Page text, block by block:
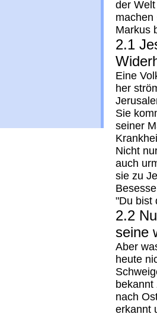
der
machen
Markus
2.1
Eine
her
Sie
seiner
Nicht
auch
sie zu
"Du bist
2.2
seine
Aber
heute
nach
erkannt